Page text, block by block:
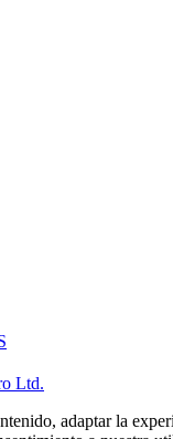
Ltd.
adaptar la